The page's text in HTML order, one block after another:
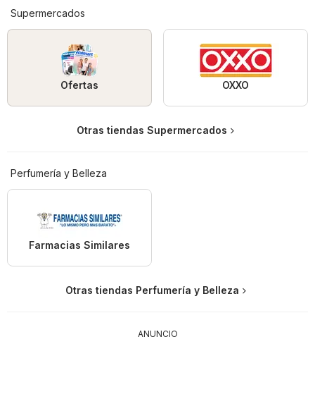
Supermercados
Ofertas OXXO
Otras tiendas Supermercados
Perfumería y Belleza
Farmacias Similares
Otras tiendas Perfumería y Belleza
ANUNCIO